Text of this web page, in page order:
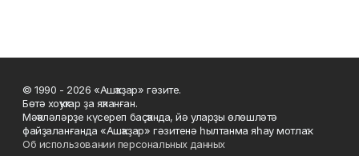
© 1990 - 2026 «Ашҡаҙар» гәзите.
Бөтә хоҡуҡтар ҙа яҡланған.
Мәҡәләләрҙе күсереп баҫҡанда, йә уларҙы өлөшләтә
файҙаланғанда «Ашҡаҙар» гәзитенә һылтанма яһау мотлаҡ.
Об использовании персональных данных